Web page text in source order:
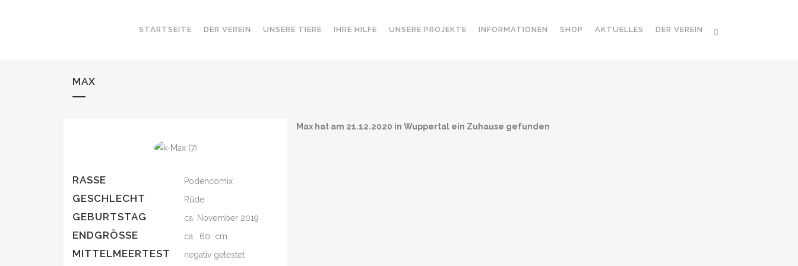
STARTSEITE DER VEREIN UNSERE TIERE IHRE HILFE UNSERE PROJEKTE INFORMATIONEN SHOP AKTUELLES DER VEREIN
MAX
RASSE Podencomix
GESCHLECHT Rüde
GEBURTSTAG ca. November 2019
ENDGRÖSSE ca. 60 cm
MITTELMEERTEST negativ getestet
Max hat am 21.12.2020 in Wuppertal ein Zuhause gefunden